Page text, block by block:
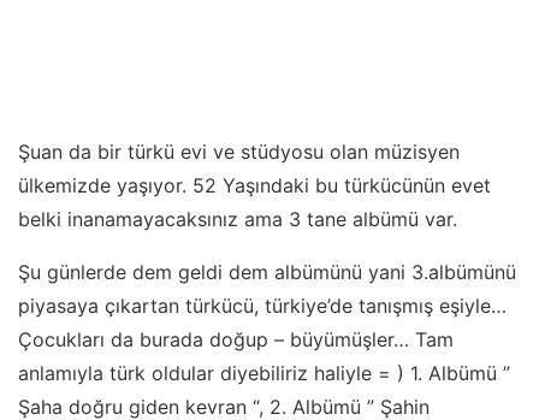
Şuan da bir türkü evi ve stüdyosu olan müzisyen
ülkemizde yaşıyor. 52 Yaşındaki bu türkücünün evet
belki inanamayacaksınız ama 3 tane albümü var.
Şu günlerde dem geldi dem albümünü yani 3.albümünü
piyasaya çıkartan türkücü, türkiye’de tanışmış eşiyle…
Çocukları da burada doğup – büyümüşler… Tam
anlamıyla türk oldular diyebiliriz haliyle = ) 1. Albümü ”
Şaha doğru giden kevran “, 2. Albümü ” Şahin